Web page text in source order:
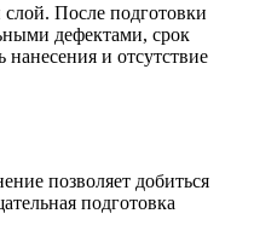
После подготовки
дефектами, срок
нанесения и отсутствие
позволяет добиться
подготовка